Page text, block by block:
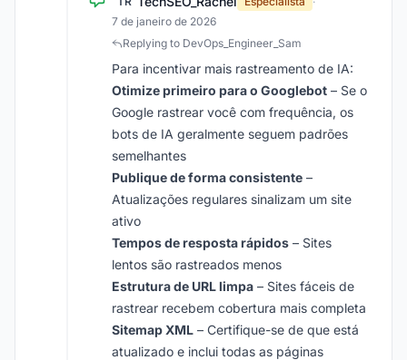
7 de janeiro de 2026
Replying to DevOps_Engineer_Sam
Para incentivar mais rastreamento de IA:
Otimize primeiro para o Googlebot – Se o
Google rastrear você com frequência, os
bots de IA geralmente seguem padrões
semelhantes
Publique de forma consistente –
Atualizações regulares sinalizam um site
ativo
Tempos de resposta rápidos – Sites
lentos são rastreados menos
Estrutura de URL limpa – Sites fáceis de
rastrear recebem cobertura mais completa
Sitemap XML – Certifique-se de que está
atualizado e inclui todas as páginas